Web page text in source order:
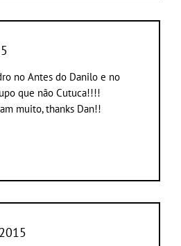
no Antes do Danilo e no
que não Cutuca!!!!
muito, thanks Dan!!